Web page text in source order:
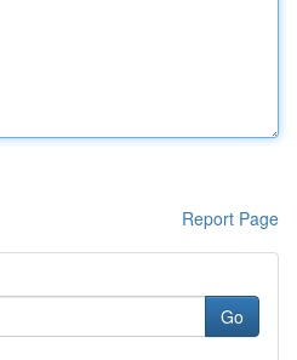
Report Page
Go